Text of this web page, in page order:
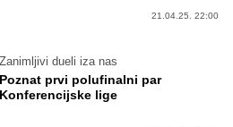
21.04.25. 22:00
Zanimljivi dueli iza nas
Poznat prvi polufinalni par
Konferencijske lige